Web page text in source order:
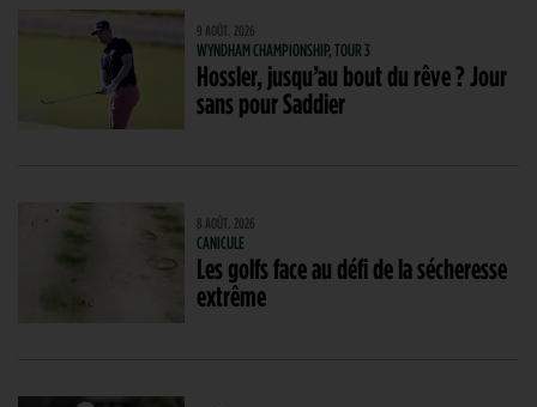
9 AOÛT. 2026
WYNDHAM CHAMPIONSHIP, TOUR 3
Hossler, jusqu’au bout du rêve ? Jour
sans pour Saddier
8 AOÛT. 2026
CANICULE
Les golfs face au défi de la sécheresse
extrême